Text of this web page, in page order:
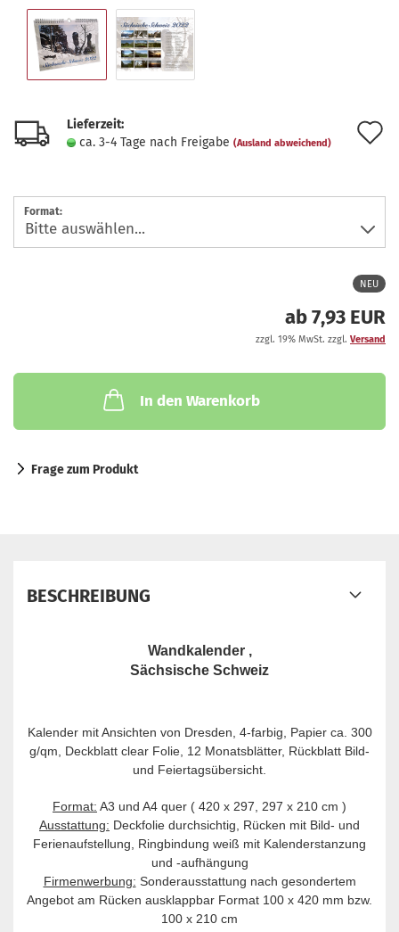
Lieferzeit:
ca. 3-4 Tage nach Freigabe (Ausland abweichend)
Format:
NEU
ab 7,93 EUR
zzgl. 19% MwSt. zzgl. Versand
In den Warenkorb
Frage zum Produkt
BESCHREIBUNG
Wandkalender ,
Sächsische Schweiz
Kalender mit Ansichten von Dresden, 4-farbig, Papier ca. 300
g/qm, Deckblatt clear Folie, 12 Monatsblätter, Rückblatt Bild-
und Feiertagsübersicht.
Format: A3 und A4 quer ( 420 x 297, 297 x 210 cm )
Ausstattung: Deckfolie durchsichtig, Rücken mit Bild- und
Ferienaufstellung, Ringbindung weiß mit Kalenderstanzung
und -aufhängung
Firmenwerbung: Sonderausstattung nach gesondertem
Angebot am Rücken ausklappbar Format 100 x 420 mm bzw.
100 x 210 cm